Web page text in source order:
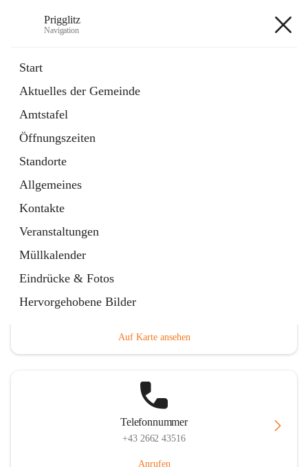
Prigglitz
Navigation
Start
Aktuelles der Gemeinde
Amtstafel
Öffnungszeiten
Standorte
Allgemeines
Kontakte
Veranstaltungen
Müllkalender
Eindrücke & Fotos
Hervorgehobene Bilder
Externe Webseite
in
Tab
Gemeindezeitung
Ordner
öffnet
in
neuem
Tab
Hauptadresse
Auf Karte ansehen
Telefonnummer
+43 2662 43516
Anrufen